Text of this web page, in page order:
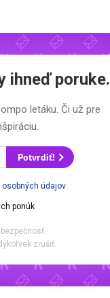
ihneď poruke.
letáku. Či už pre
Potvrdiť!
údajov
ponúk
zrušiť.